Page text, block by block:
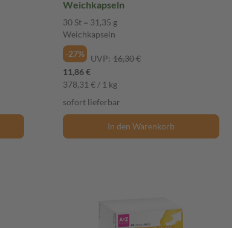
Weichkapseln
30 St = 31,35 g
Weichkapseln
-27%
UVP: 16,30 €
11,86 €
378,31 € / 1 kg
sofort lieferbar
In den Warenkorb